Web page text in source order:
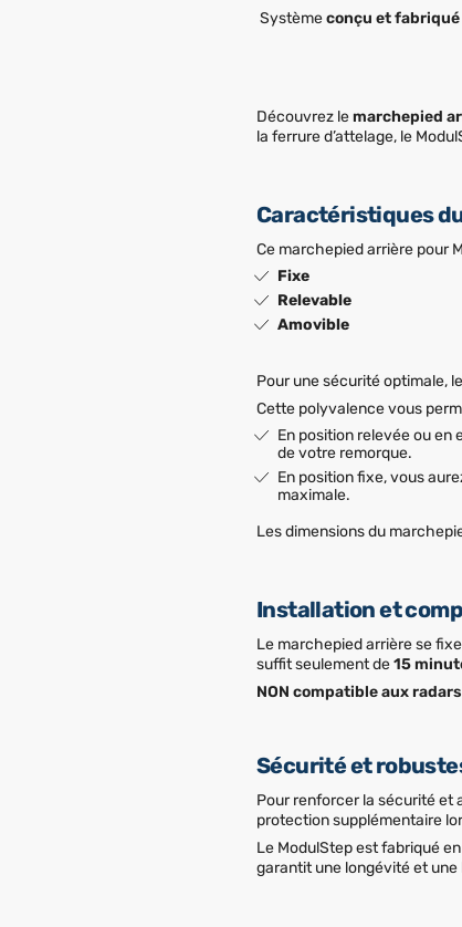
Systèmeconçu et fabriqué
Découvrez lemarchepied
la ferrure d’attelage, le
Caractéristiques
Ce marchepied arrière pour
Fixe
Relevable
Amovible
Pour une sécurité optimale,
Cette polyvalence vous
En position relevée ou
de votre remorque.
En position fixe, vous
maximale.
Les dimensions du
Installation et
Le marchepied arrière se
suffit seulement de15
NON compatible aux
Sécurité et
Pour renforcer la sécurité et
protection supplémentaire
Le ModulStep est fabriqué
garantit une longévité et